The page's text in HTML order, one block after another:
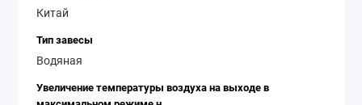
Китай
Тип завесы
Водяная
Увеличение температуры воздуха на выходе в